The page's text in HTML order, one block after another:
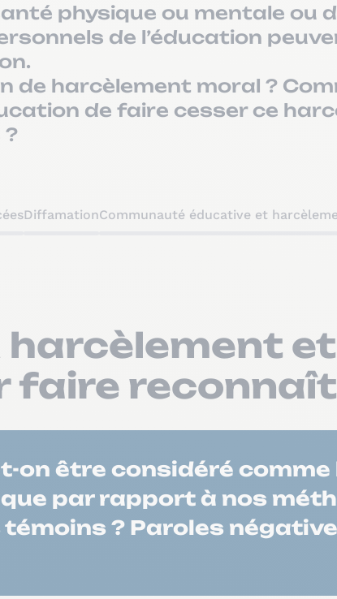
physique ou mentale ou
de l’éducation
de harcèlement moral ?
de faire cesser ce
?
DiffamationCommunauté éducative et
et
faire
on être considéré comme
par rapport à nos
? Paroles